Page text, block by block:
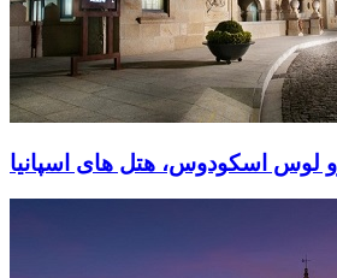
لوس اسکودوس، هتل های اسپانیا